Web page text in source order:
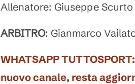
Allenatore: Giuseppe Scurto
ARBITRO: Gianmarco
WHATSAPP
nuovo canale, resta